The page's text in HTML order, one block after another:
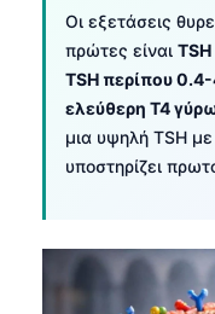
Οι εξετάσεις
πρώτες είναι TSH
TSH περίπου
ελεύθερη T4
μια υψηλή TSH
υποστηρίζει